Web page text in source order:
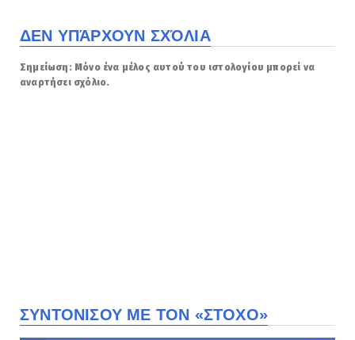
ΔΕΝ ΥΠΆΡΧΟΥΝ ΣΧΌΛΙΑ
Σημείωση: Μόνο ένα μέλος αυτού του ιστολογίου μπορεί να
αναρτήσει σχόλιο.
ΣΥΝΤΟΝΙΣΟΥ ΜΕ ΤΟΝ «ΣΤΟΧΟ»